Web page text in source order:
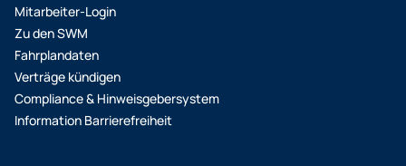
Mitarbeiter-Login
Zu den SWM
Fahrplandaten
Verträge kündigen
Compliance & Hinweisgebersystem
Information Barrierefreiheit